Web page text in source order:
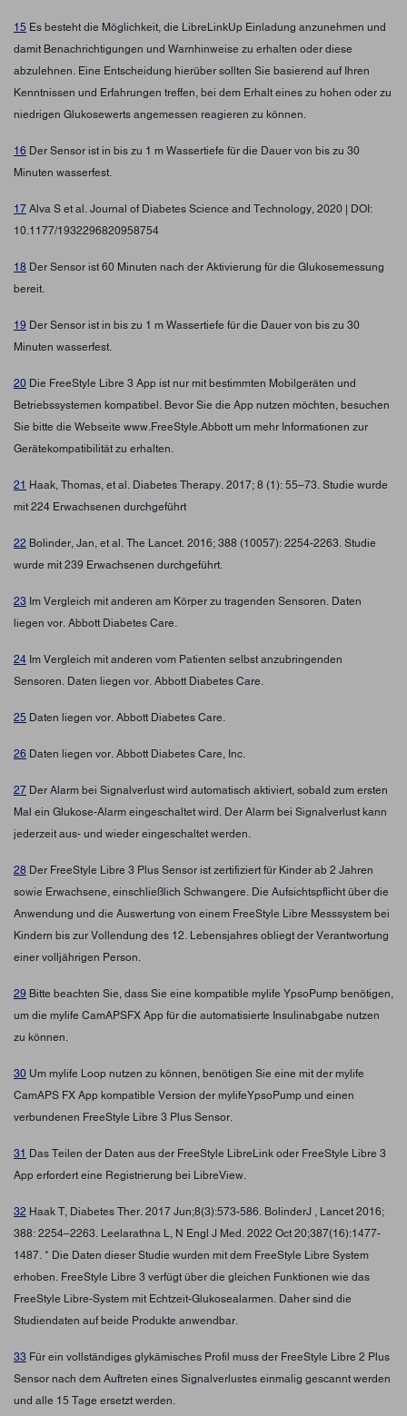
15 Es besteht die Möglichkeit, die LibreLinkUp Einladung anzunehmen und
damit Benachrichtigungen und Warnhinweise zu erhalten oder diese
abzulehnen. Eine Entscheidung hierüber sollten Sie basierend auf Ihren
Kenntnissen und Erfahrungen treffen, bei dem Erhalt eines zu hohen oder zu
niedrigen Glukosewerts angemessen reagieren zu können.
16 Der Sensor ist in bis zu 1 m Wassertiefe für die Dauer von bis zu 30
Minuten wasserfest.
17 Alva S et al. Journal of Diabetes Science and Technology, 2020 | DOI:
10.1177/1932296820958754
18 Der Sensor ist 60 Minuten nach der Aktivierung für die Glukosemessung
bereit.
19 Der Sensor ist in bis zu 1 m Wassertiefe für die Dauer von bis zu 30
Minuten wasserfest.
20 Die FreeStyle Libre 3 App ist nur mit bestimmten Mobilgeräten und
Betriebssystemen kompatibel. Bevor Sie die App nutzen möchten, besuchen
Sie bitte die Webseite www.FreeStyle.Abbott um mehr Informationen zur
Gerätekompatibilität zu erhalten.
21 Haak, Thomas, et al. Diabetes Therapy. 2017; 8 (1): 55–73. Studie wurde
mit 224 Erwachsenen durchgeführt
22 Bolinder, Jan, et al. The Lancet. 2016; 388 (10057): 2254-2263. Studie
wurde mit 239 Erwachsenen durchgeführt.
23 Im Vergleich mit anderen am Körper zu tragenden Sensoren. Daten
liegen vor. Abbott Diabetes Care.
24 Im Vergleich mit anderen vom Patienten selbst anzubringenden
Sensoren. Daten liegen vor. Abbott Diabetes Care.
25 Daten liegen vor. Abbott Diabetes Care.
26 Daten liegen vor. Abbott Diabetes Care, Inc.
27 Der Alarm bei Signalverlust wird automatisch aktiviert, sobald zum ersten
Mal ein Glukose-Alarm eingeschaltet wird. Der Alarm bei Signalverlust kann
jederzeit aus- und wieder eingeschaltet werden.
28 Der FreeStyle Libre 3 Plus Sensor ist zertifiziert für Kinder ab 2 Jahren
sowie Erwachsene, einschließlich Schwangere. Die Aufsichtspflicht über die
Anwendung und die Auswertung von einem FreeStyle Libre Messsystem bei
Kindern bis zur Vollendung des 12. Lebensjahres obliegt der Verantwortung
einer volljährigen Person.
29 Bitte beachten Sie, dass Sie eine kompatible mylife YpsoPump benötigen,
um die mylife CamAPSFX App für die automatisierte Insulinabgabe nutzen
zu können.
30 Um mylife Loop nutzen zu können, benötigen Sie eine mit der mylife
CamAPS FX App kompatible Version der mylifeYpsoPump und einen
verbundenen FreeStyle Libre 3 Plus Sensor.
31 Das Teilen der Daten aus der FreeStyle LibreLink oder FreeStyle Libre 3
App erfordert eine Registrierung bei LibreView.
32 Haak T, Diabetes Ther. 2017 Jun;8(3):573-586. BolinderJ , Lancet 2016;
388: 2254–2263. Leelarathna L, N Engl J Med. 2022 Oct 20;387(16):1477-
1487. * Die Daten dieser Studie wurden mit dem FreeStyle Libre System
erhoben. FreeStyle Libre 3 verfügt über die gleichen Funktionen wie das
FreeStyle Libre-System mit Echtzeit-Glukosealarmen. Daher sind die
Studiendaten auf beide Produkte anwendbar.
33 Für ein vollständiges glykämisches Profil muss der FreeStyle Libre 2 Plus
Sensor nach dem Auftreten eines Signalverlustes einmalig gescannt werden
und alle 15 Tage ersetzt werden.